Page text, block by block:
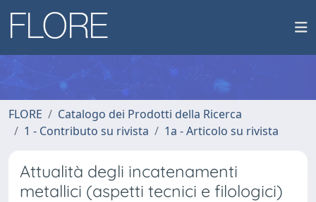
FLORE
Catalogo dei Prodotti della Ricerca
1 - Contributo su rivista
1a - Articolo su rivista
Attualità degli incatenamenti
metallici (aspetti tecnici e filologici)